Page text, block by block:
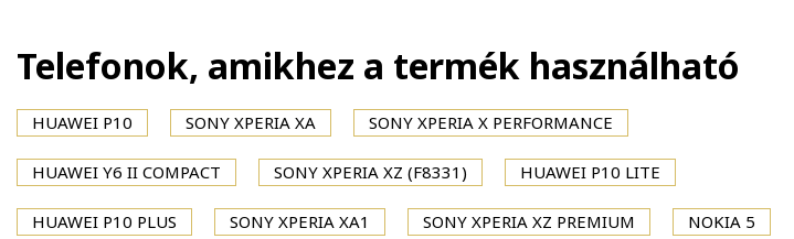
Telefonok, amikhez a termék használható
HUAWEI P10 SONY XPERIA XA SONY XPERIA X PERFORMANCE
HUAWEI Y6 II COMPACT SONY XPERIA XZ (F8331) HUAWEI P10 LITE
HUAWEI P10 PLUS SONY XPERIA XA1 SONY XPERIA XZ PREMIUM NOKIA 5